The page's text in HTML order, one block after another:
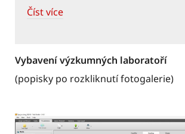
Číst více
Vybavení výzkumných laboratoří
(popisky po rozkliknutí fotogalerie)